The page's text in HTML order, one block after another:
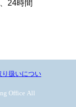
24時間
り扱いについ
Office All